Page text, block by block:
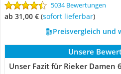
5034 Bewertungen
ab 31,00 € ( Sofort lieferbar)
Preisvergleich und
Unsere
Unser Fazit für Rieker Damen